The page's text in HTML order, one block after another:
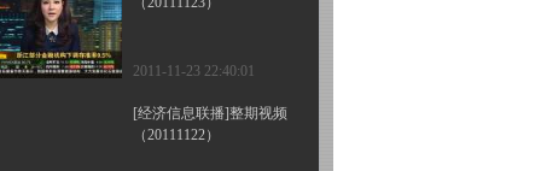
2011-11-23 22:40:01
[经济信息联播]整期视频
（20111122）